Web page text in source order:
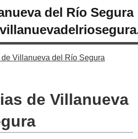
del Río Segura
de Villanueva del Río Segura
de Villanueva